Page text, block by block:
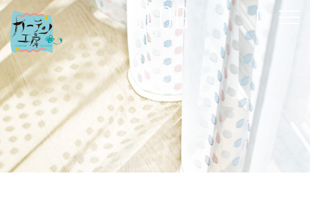
BLOG
ブログ